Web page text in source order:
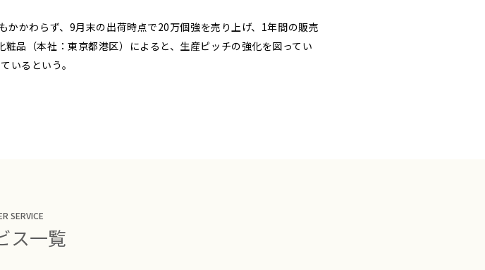
かわらず、9月末の出荷時点で20万個強を売り上げ、1年間の販売
品（本社：東京都港区）によると、生産ピッチの強化を図ってい
いるという。
SERVICE
ス一覧